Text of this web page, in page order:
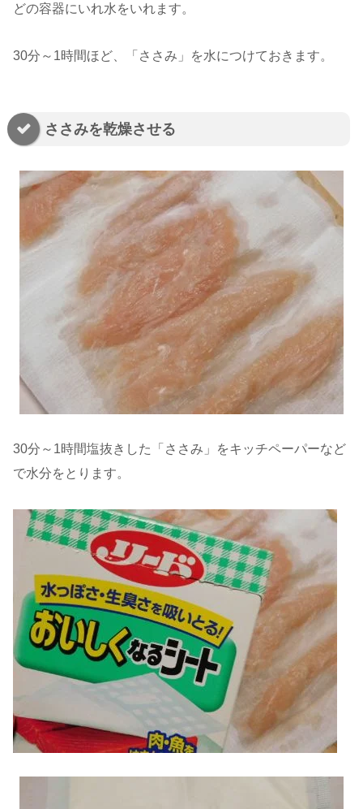
どの容器にいれ水をいれます。
30分～1時間ほど、「ささみ」を水につけておきます。
ささみを乾燥させる
30分～1時間塩抜きした「ささみ」をキッチペーパーなど
で水分をとります。